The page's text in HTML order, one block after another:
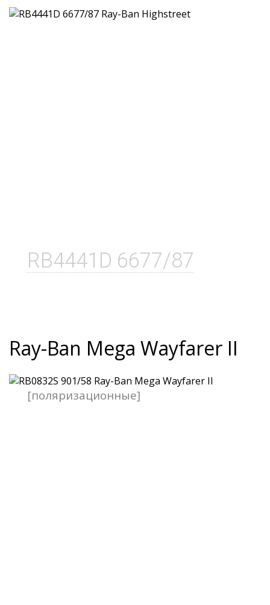
RB4441D 6677/87
Ray-Ban Mega Wayfarer II
[поляризационные]